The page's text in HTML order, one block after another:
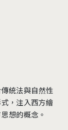
統法與自然性
，注入西方繪
想的概念。